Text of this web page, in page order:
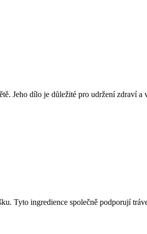
Jeho dílo je důležité pro udržení zdraví a
Tyto ingredience společně podporují